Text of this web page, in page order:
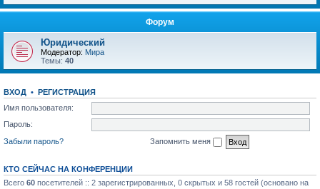
Форум
Юридический
Модератор: Мира
Темы: 40
ВХОД • РЕГИСТРАЦИЯ
Имя пользователя:
Пароль:
Забыли пароль?
Запомнить меня
КТО СЕЙЧАС НА КОНФЕРЕНЦИИ
Всего 60 посетителей :: 2 зарегистрированных, 0 скрытых и 58 гостей (основано на